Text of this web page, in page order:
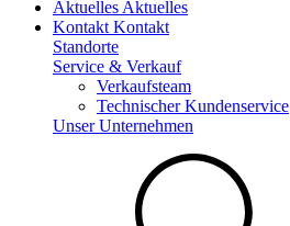
Aktuelles Aktuelles
Kontakt Kontakt
Standorte
Service & Verkauf
Verkaufsteam
Technischer Kundenservice
Unser Unternehmen